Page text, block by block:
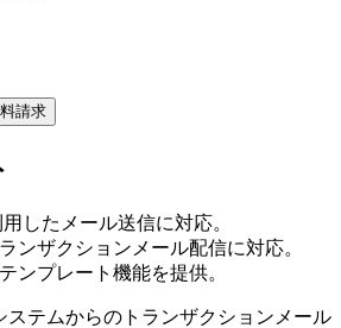
請求
したメール送信に対応。
ンザクションメール配信に対応。
ンプレート機能を提供。
ステムからのトランザクションメール